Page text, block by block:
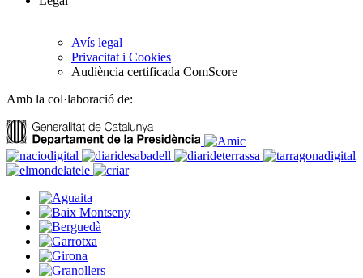
Avís legal
Privacitat i Cookies
Audiència certificada ComScore
Amb la col·laboració de: